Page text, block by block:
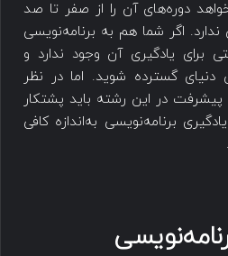
دوره‌های آن را از صفر تا صد
ندارد. اگر شما هم به برنامه‌نویسی
برای یادگیری آن وجود ندارد و
دنیای گسترده شوید. اما در نظر
پیشرفت در این رشته باید پشتکار
برنامه‌نویسی به‌اندازه کافی